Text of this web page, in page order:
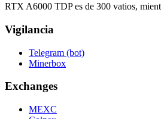
RTX A6000 TDP es de 300 vatios,
Vigilancia
Telegram (bot)
Minerbox
Exchanges
MEXC